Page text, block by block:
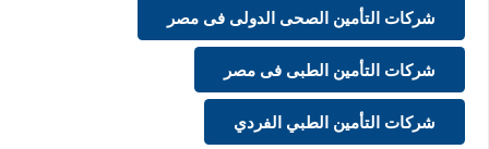
شركات التأمين الصحى الدولى فى مصر
شركات التأمين الطبى فى مصر
شركات التأمين الطبي الفردي